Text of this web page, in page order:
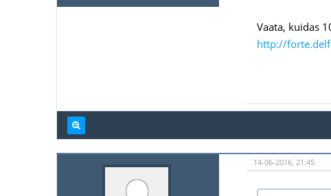
Vaata, kuidas
http://
14-06-2016, 21:45